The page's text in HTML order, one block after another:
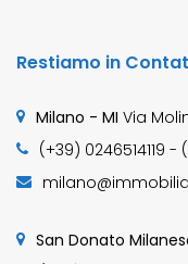
Restiamo in
Milano - MI Via
(+39) 0246514119 -
San Donato